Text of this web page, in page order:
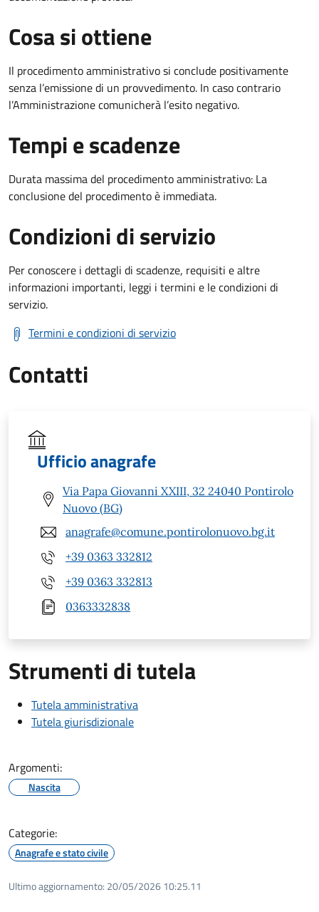
Cosa si ottiene
Il procedimento amministrativo si conclude positivamente
senza l’emissione di un provvedimento. In caso contrario
l’Amministrazione comunicherà l’esito negativo.
Tempi e scadenze
Durata massima del procedimento amministrativo: La
conclusione del procedimento è immediata.
Condizioni di servizio
Per conoscere i dettagli di scadenze, requisiti e altre
informazioni importanti, leggi i termini e le condizioni di
servizio.
Termini e condizioni di servizio
Contatti
Ufficio anagrafe
Via Papa Giovanni XXIII, 32 24040 Pontirolo
Nuovo (BG)
anagrafe@comune.pontirolonuovo.bg.it
+39 0363 332812
+39 0363 332813
0363332838
Strumenti di tutela
Tutela amministrativa
Tutela giurisdizionale
Argomenti:
Nascita
Categorie:
Anagrafe e stato civile
Ultimo aggiornamento: 20/05/2026 10:25.11